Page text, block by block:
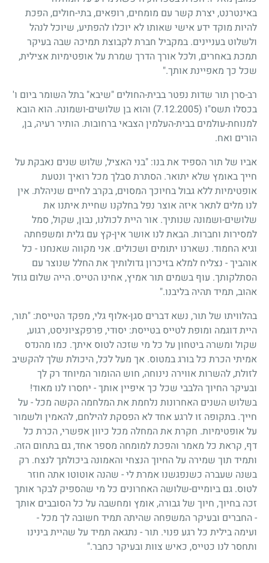
באינטרנט, יצרת קשר עם מומחים, רופאים, בתי-חולים, הפכת
להיות מוקד ידע אישי שאותו לא יוכלו להפתיע, שיוכל לנהל
ולשלוט בעניינים. במקביל חברת לקבוצת תמיכה שבה בעיקר
תמכת באחרים, ולכל אורך הדרך שמרת על אופטימיות אצילית,
שכל כך מאפיינת אותך."
רב-סרן תור שדות נפטר בבית-החולים "שיבא" בתל השומר ביום ו'
בכסלו תשס"ו (7.12.2005)
והוא בן שלושים-ושמונה. הוא הובא
למנוחת-עולמים בבית-העלמין הצבאי ברחובות. הותיר רעיה, בן,
הורים ואח.
אביו של תור הספיד את בנו: "בני האציל, שלוש שנים נאבקת על
חייך באומץ שלא יתואר. הסתרת סבלך מכל רואיך ונטעת
אופטימיות ללא גבול בחיוכך המסוים, בקרב לחיים שניהלת. אין
לנו מלים לתאר איזה אוצר נפל בחלקנו שחיית איתנו את
שלושים-ושמונה שנותיך. אור היית לכולנו, נבון, שקול, סמל
למסירות וחברות. הבאת לנו אושר אין-קץ עם גלית ומשפחתה
וגיא החמוד. נשארנו יתומים ושכולים. אני מקווה שאנחנו - כל
אוהביך - נצליח למלא בזיכרון גדולותיך את החלל שנוצר עם
הסתלקותך. עוף בשמים תור אמיץ, אחינו הטייס. הייה שלום גוזל
אהוב, תמיד תהיה בליבנו."
בהלוויתו של תור, נשא דברים סגן-אלוף גלי, מפקד הטייסת: "תור,
היית דוגמה ומופת לטייס בטייסת: יסודי, פרפקציוניסט, רגוע,
שקול ומשרה ביטחון על כל מי שזכה לטוס איתך. כמו מהנדס
אמיתי הכרת כל בורג במטוס. אך מעל לכל, היכולת שלך להקשיב
לזולת, להשרות אווירה נינוחה, חוש ההומור המיוחד רק לך
ובעיקר החיוך הלבבי שכל כך איפיין אותך - יחסרו לנו מאוד!
בשלוש השנים האחרונות נלחמת את המלחמה הקשה מכל - על
חייך. בתקופה זו לרגע אחד לא הפסקת להילחם, להאמין ולשמור
על אופטימיות. חקרת את המחלה מכל כיוון אפשרי, הכרת כל
דף, קראת כל מאמר והפכת למומחה מספר אחד, גם בתחום הזה.
ותמיד תוך שמירה על החיוך הנצחי והאמונה ביכולתך לנצח. רק
בשנה שעברה כשנפגשנו אמרת לי - שהנה אוטוטו אתה חוזר
לטוס. גם ביומיים-שלושה האחרונים כל מי שהספיק לבקר אותך
זכה בחיוך, חיוך של גבורה, אומץ ומחשבה על כל הסובבים אותך
- החברים ובעיקר המשפחה שהיתה תמיד חשובה לך מכל -
ועימה בילית כל רגע פנוי. תור - נתגאה תמיד על שהיית בינינו
ותחסר לנו כטייס, כאיש צוות ובעיקר כחבר."